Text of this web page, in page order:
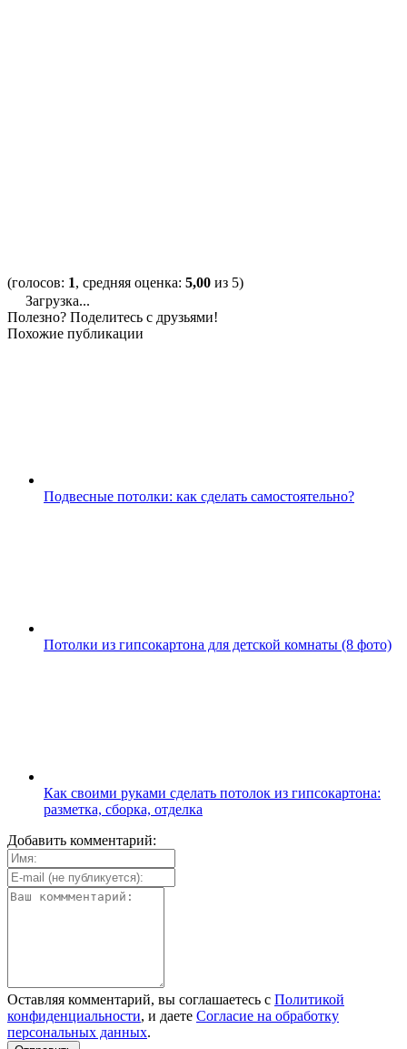
(голосов: 1, средняя оценка: 5,00 из 5)
Загрузка...
Полезно? Поделитесь с друзьями!
Похожие публикации
Подвесные потолки: как сделать самостоятельно?
Потолки из гипсокартона для детской комнаты (8 фото)
Как своими руками сделать потолок из гипсокартона:
разметка, сборка, отделка
Добавить комментарий:
Оставляя комментарий, вы соглашаетесь с Политикой
конфиденциальности, и даете Согласие на обработку
персональных данных.